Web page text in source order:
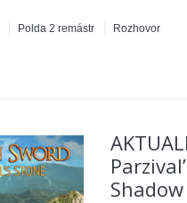
Polda 2 remástr Rozhovor